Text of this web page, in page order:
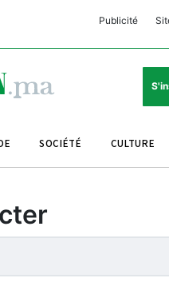
Publicité
Club
Le
Le
SOCIÉTÉ CULTURE